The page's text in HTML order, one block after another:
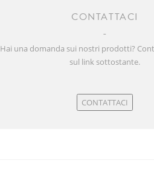
CONTATTACI
Hai una domanda sui nostri prodotti?
sul link sottostante.
CONTATTACI